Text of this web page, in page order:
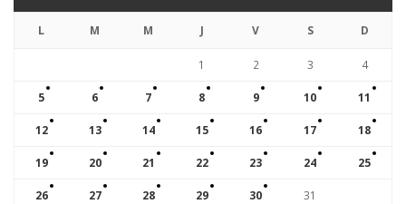
L M M J V S D
1 2 3 4
5 6 7 8 9 10 11
12 13 14 15 16 17 18
19 20 21 22 23 24 25
26 27 28 29 30 31